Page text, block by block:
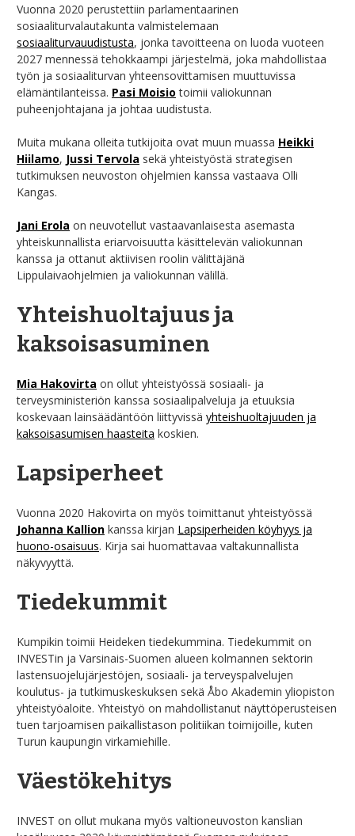
Vuonna 2020 perustettiin parlamentaarinen
sosiaaliturvalautakunta valmistelemaan
sosiaaliturvauudistusta, jonka tavoitteena on luoda vuoteen
2027 mennessä tehokkaampi järjestelmä, joka mahdollistaa
työn ja sosiaaliturvan yhteensovittamisen muuttuvissa
elämäntilanteissa. Pasi Moisio toimii valiokunnan
puheenjohtajana ja johtaa uudistusta.
Muita mukana olleita tutkijoita ovat muun muassa Heikki
Hiilamo, Jussi Tervola sekä yhteistyöstä strategisen
tutkimuksen neuvoston ohjelmien kanssa vastaava Olli
Kangas.
Jani Erola on neuvotellut vastaavanlaisesta asemasta
yhteiskunnallista eriarvoisuutta käsittelevän valiokunnan
kanssa ja ottanut aktiivisen roolin välittäjänä
Lippulaivaohjelmien ja valiokunnan välillä.
Yhteishuoltajuusja
kaksoisasuminen
Mia Hakovirta on ollut yhteistyössä sosiaali- ja
terveysministeriön kanssa sosiaalipalveluja ja etuuksia
koskevaan lainsäädäntöön liittyvissä yhteishuoltajuuden ja
kaksoisasumisen haasteita koskien.
Lapsiperheet
Vuonna 2020 Hakovirta on myös toimittanut yhteistyössä
Johanna Kallion kanssa kirjan Lapsiperheiden köyhyys ja
huono-osaisuus. Kirja sai huomattavaa valtakunnallista
näkyvyyttä.
Tiedekummit
Kumpikin toimii Heideken tiedekummina. Tiedekummit on
INVESTin ja Varsinais-Suomen alueen kolmannen sektorin
lastensuojelujärjestöjen, sosiaali- ja terveyspalvelujen
koulutus- ja tutkimuskeskuksen sekä Åbo Akademin yliopiston
yhteistyöaloite. Yhteistyö on mahdollistanut näyttöperusteisen
tuen tarjoamisen paikallistason politiikan toimijoille, kuten
Turun kaupungin virkamiehille.
Väestökehitys
INVEST on ollut mukana myös valtioneuvoston kanslian